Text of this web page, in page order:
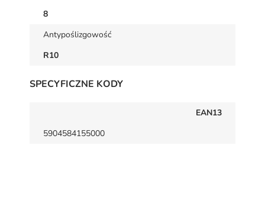
8
Antypoślizgowość
R10
SPECYFICZNE KODY
EAN13
5904584155000